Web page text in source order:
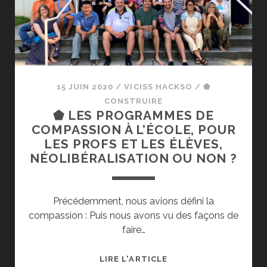
STRATÉGIE
POUR
MIEUX
SE
FAIRE
15 JUIN 2020 /VICISS HACKSO /⬟
CONSTRUIRE
⬟ LES PROGRAMMES DE
COMPASSION À L’ÉCOLE, POUR
LES PROFS ET LES ÉLÈVES,
NÉOLIBÉRALISATION OU NON ?
Précédemment, nous avions défini la
compassion : Puis nous avons vu des façons de
faire…
LIRE L'ARTICLE⬟